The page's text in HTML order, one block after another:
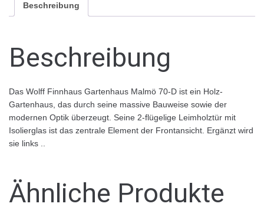
Beschreibung
Beschreibung
Das Wolff Finnhaus Gartenhaus Malmö 70-D ist ein Holz-
Gartenhaus, das durch seine massive Bauweise sowie der
modernen Optik überzeugt. Seine 2-flügelige Leimholztür mit
Isolierglas ist das zentrale Element der Frontansicht. Ergänzt wird
sie links ..
Ähnliche Produkte